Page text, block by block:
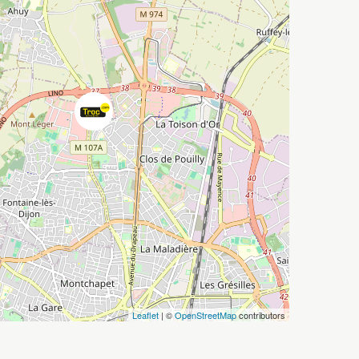
Leaflet| ©OpenStreetMapcontributors